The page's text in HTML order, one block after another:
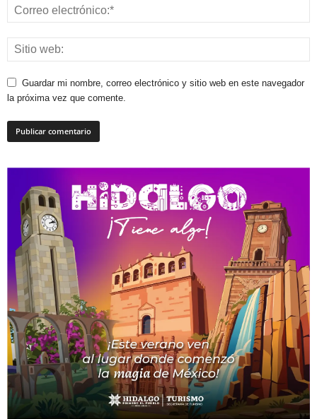
Guardar mi nombre, correo electrónico y sitio web en este navegador
la próxima vez que comente.